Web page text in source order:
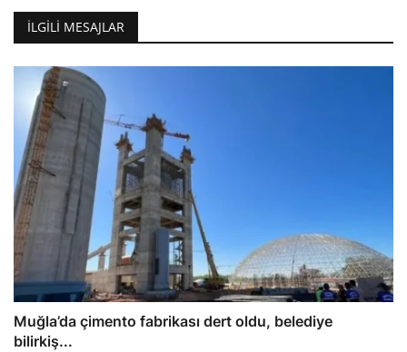
İLGILI MESAJLAR
Muğla’da çimento fabrikası dert oldu, belediye
bilirkiş...